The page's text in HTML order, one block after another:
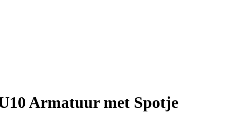
Armatuur met Spotje